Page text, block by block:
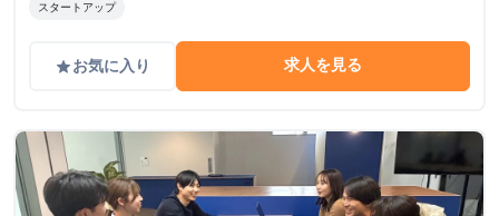
スタートアップ
gradeお気に入り 求人を見る